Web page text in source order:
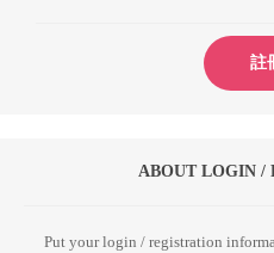
註
ABOUT LOGIN /
Put your login / registration